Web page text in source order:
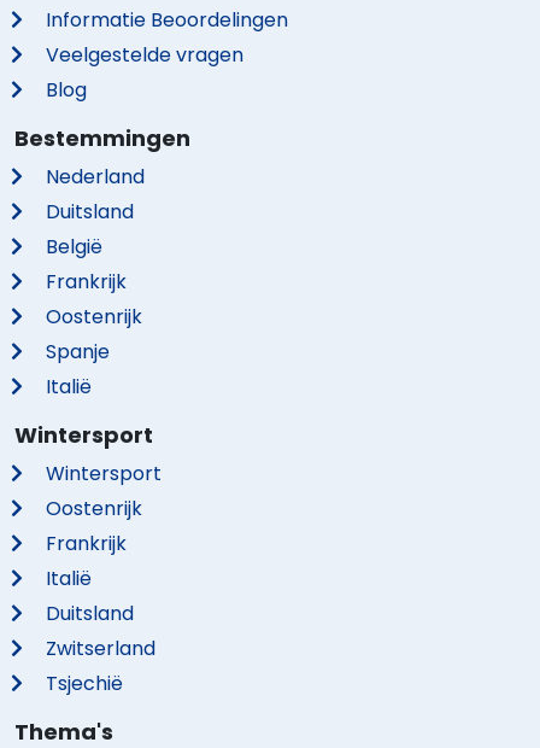
Informatie Beoordelingen
Veelgestelde vragen
Blog
Bestemmingen
Nederland
Duitsland
België
Frankrijk
Oostenrijk
Spanje
Italië
Wintersport
Wintersport
Oostenrijk
Frankrijk
Italië
Duitsland
Zwitserland
Tsjechië
Thema's